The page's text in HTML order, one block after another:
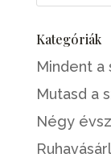
Kategóriák
Mindent a
Mutasd a
Négy